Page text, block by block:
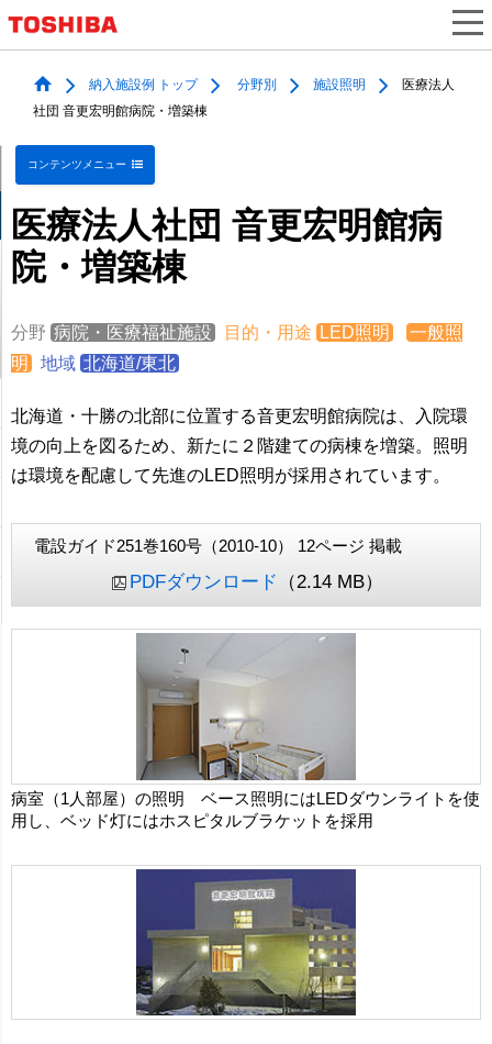
納入施設例 トップ 分野別 施設照明
医療法人
社団 音更宏明館病院・増築棟
コンテンツメニュー
医療法人社団 音更宏明館病
院・増築棟
分野 病院・医療福祉施設 目的・用途 LED照明
一般照
明
地域 北海道/東北
北海道・十勝の北部に位置する音更宏明館病院は、入院環
境の向上を図るため、新たに２階建ての病棟を増築。照明
は環境を配慮して先進のLED照明が採用されています。
電設ガイド251巻160号（2010-10） 12ページ 掲載
PDFダウンロード （2.14 MB）
病室（1人部屋）の照明 ベース照明にはLEDダウンライトを使
用し、ベッド灯にはホスピタルブラケットを採用